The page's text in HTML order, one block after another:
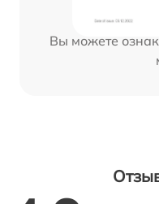
Вы можете